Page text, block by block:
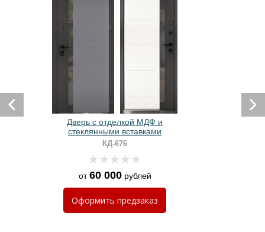
Дверь с отделкой МДФ и
стеклянными вставками
КД-676
от60 000рублей
Оформить предзаказ